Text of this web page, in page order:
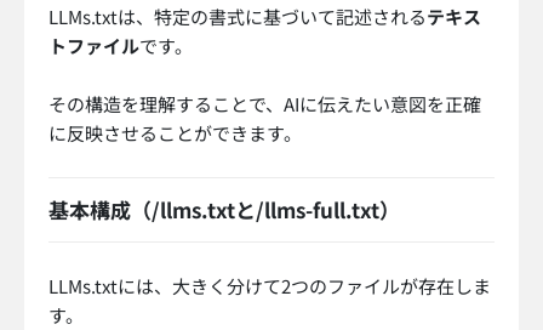
LLMs.txtは、特定の書式に基づいて記述されるテキス
トファイルです。
その構造を理解することで、AIに伝えたい意図を正確
に反映させることができます。
基本構成（/llms.txtと/llms-full.txt）
LLMs.txtには、大きく分けて2つのファイルが存在しま
す。